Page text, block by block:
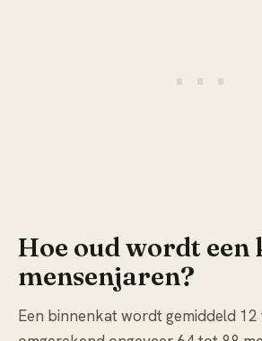
Hoe oud wordt een
mensenjaren?
Een binnenkat wordt gemiddeld 12